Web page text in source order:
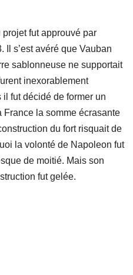
fut approuvé par
Il s’est avéré que Vauban
sablonneuse ne supportait
inexorablement
fut décidé de former un
France la somme écrasante
du fort risquait de
la volonté de Napoleon fut
de moitié. Mais son
fut gelée.